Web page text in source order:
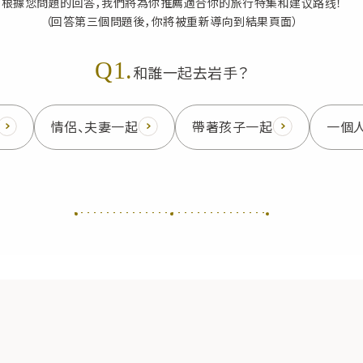
（回答第三個問題後，你將被重新導向到結果頁面）
Q1.和誰一起去岩手？
情侶、夫妻一起 帶著孩子一起 一個